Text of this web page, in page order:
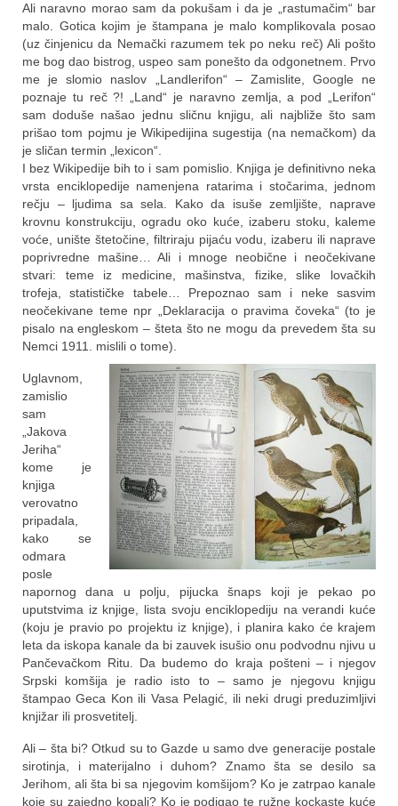
Ali naravno morao sam da pokušam i da je „rastumačim“ bar
malo. Gotica kojim je štampana je malo komplikovala posao
(uz činjenicu da Nemački razumem tek po neku reč) Ali pošto
me bog dao bistrog, uspeo sam ponešto da odgonetnem. Prvo
me je slomio naslov „Landlerifon“ – Zamislite, Google ne
poznaje tu reč ?! „Land“ je naravno zemlja, a pod „Lerifon“
sam doduše našao jednu sličnu knjigu, ali najbliže što sam
prišao tom pojmu je Wikipedijina sugestija (na nemačkom) da
je sličan termin „lexicon“.
I bez Wikipedije bih to i sam pomislio. Knjiga je definitivno neka
vrsta enciklopedije namenjena ratarima i stočarima, jednom
rečju – ljudima sa sela. Kako da isuše zemljište, naprave
krovnu konstrukciju, ogradu oko kuće, izaberu stoku, kaleme
voće, unište štetočine, filtriraju pijaću vodu, izaberu ili naprave
poprivredne mašine… Ali i mnoge neobične i neočekivane
stvari: teme iz medicine, mašinstva, fizike, slike lovačkih
trofeja, statističke tabele… Prepoznao sam i neke sasvim
neočekivane teme npr „Deklaracija o pravima čoveka“ (to je
pisalo na engleskom – šteta što ne mogu da prevedem šta su
Nemci 1911. mislili o tome).
Uglavnom,
zamislio
sam
„Jakova
Jeriha“
kome je
knjiga
verovatno
pripadala,
kako se
odmara
posle
napornog dana u polju, pijucka šnaps koji je pekao po
uputstvima iz knjige, lista svoju enciklopediju na verandi kuće
(koju je pravio po projektu iz knjige), i planira kako će krajem
leta da iskopa kanale da bi zauvek isušio onu podvodnu njivu u
Pančevačkom Ritu. Da budemo do kraja pošteni – i njegov
Srpski komšija je radio isto to – samo je njegovu knjigu
štampao Geca Kon ili Vasa Pelagić, ili neki drugi preduzimljivi
knjižar ili prosvetitelj.
Ali – šta bi? Otkud su to Gazde u samo dve generacije postale
sirotinja, i materijalno i duhom? Znamo šta se desilo sa
Jerihom, ali šta bi sa njegovim komšijom? Ko je zatrpao kanale
koje su zajedno kopali? Ko je podigao te ružne kockaste kuće